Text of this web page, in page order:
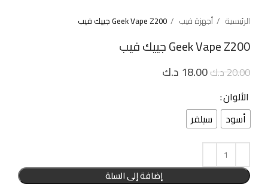
الرئيسية أجهزة فيب Geek Vape Z200 جييك فيب
Geek Vape Z200 جييك فيب
20.00د.ك18.00 د.ك
الألوان
أسود سيلفر
إضافة إلى السلة